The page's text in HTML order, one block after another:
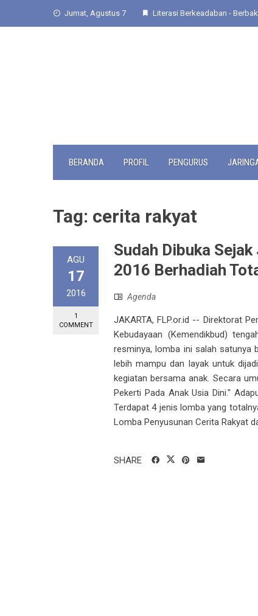
Jumat, Agustus 7 Literasi Berkeadaban -
BERANDA PROFIL PENGURUS
Tag: cerita rakyat
AGU
17
2016
1
COMMENT
Sudah Dibuka
2016 Berhadiah
Agenda
JAKARTA, FLP.or.id -- Direktorat
Kebudayaan (Kemendikbud)
resminya, lomba ini salah satunya
lebih mampu dan layak untuk
kegiatan bersama anak. Secara
Pekerti Pada Anak Usia Dini."
Terdapat 4 jenis lomba yang
Lomba Penyusunan Cerita Rakyat
SHARE